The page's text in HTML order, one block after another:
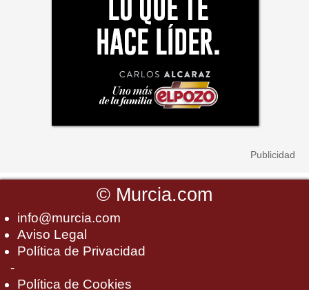
© Murcia.com
info@murcia.com
Aviso Legal
Política de Privacidad
-
Política de Cookies